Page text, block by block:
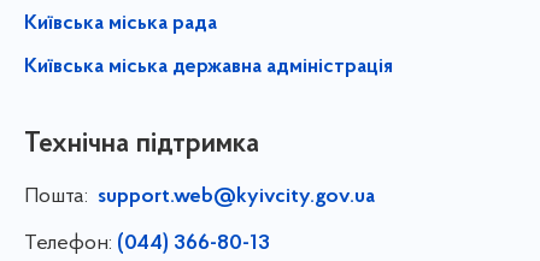
Київська міська рада
Київська міська державна адміністрація
Технічна підтримка
Пошта: support.web@kyivcity.gov.ua
Телефон: (044) 366-80-13